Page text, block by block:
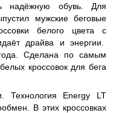
надёжную обувь. Для
мужские беговые
белого цвета с
драйва и энергии.
Сделана по самым
кроссовок для бега
Технология Energy LT
В этих кроссовках